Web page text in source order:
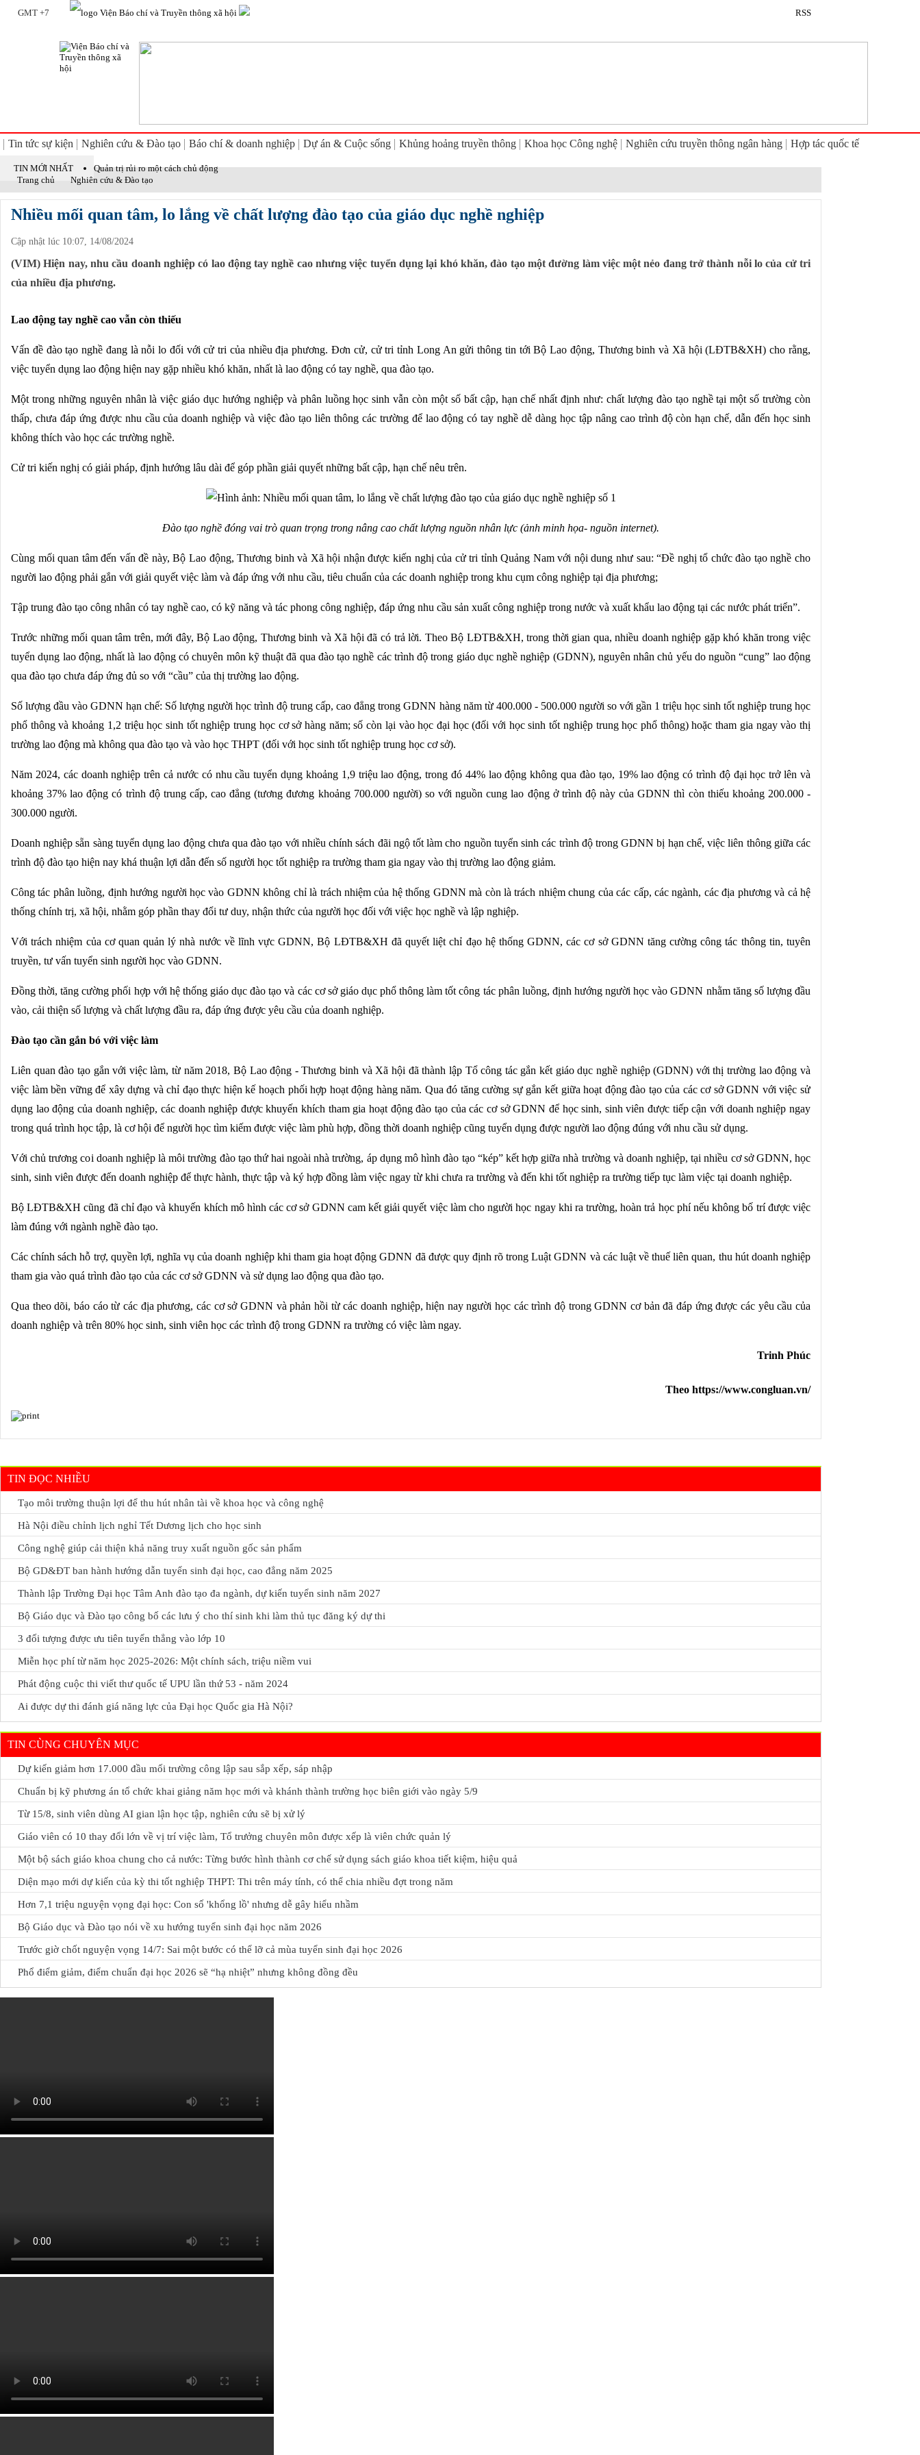
GMT +7 RSS
Tin tức sự kiện Nghiên cứu & Đào tạo Báo chí & doanh nghiệp Dự án & Cuộc sống Khủng hoảng truyền thông Khoa học Công nghệ Nghiên cứu truyền thông ngân hàng Hợp tác quốc tế
TIN MỚI NHẤT Quản trị rủi ro một cách chủ động
Khi báo chí trở thành 'người giải mã' di sản
Việt Nam - Thái Lan: Phấn đấu kim ngạch thương mại sớm đạt 25 tỷ USD, hướng tới 50 tỷ USD
Hiệu trưởng, hiệu phó dôi dư sau sáp nhập được bố trí làm giáo viên hoặc vị trí phù hợp
Dự kiến giảm hơn 17.000 đầu mối trường công lập sau sắp xếp, sáp nhập
Hôm nay, Quốc hội thảo luận ở tổ về việc thành lập TP Quảng Ninh và TP Bắc Ninh
Tốc độ triển khai 5G của Việt Nam thuộc nhóm nhanh nhất thế giới
Trang chủ Nghiên cứu & Đào tạo
Nhiều mối quan tâm, lo lắng về chất lượng đào tạo của giáo dục nghề nghiệp
Cập nhật lúc 10:07, 14/08/2024
(VIM) Hiện nay, nhu cầu doanh nghiệp có lao động tay nghề cao nhưng việc tuyển dụng lại khó khăn, đào tạo một đường làm việc một nẻo đang trở thành nỗi lo của cử tri
của nhiều địa phương.
Lao động tay nghề cao vẫn còn thiếu
Vấn đề đào tạo nghề đang là nỗi lo đối với cử tri của nhiều địa phương. Đơn cử, cử tri tỉnh Long An gửi thông tin tới Bộ Lao động, Thương binh và Xã hội (LĐTB&XH) cho rằng,
việc tuyển dụng lao động hiện nay gặp nhiều khó khăn, nhất là lao động có tay nghề, qua đào tạo.
Một trong những nguyên nhân là việc giáo dục hướng nghiệp và phân luồng học sinh vẫn còn một số bất cập, hạn chế nhất định như: chất lượng đào tạo nghề tại một số trường còn
thấp, chưa đáp ứng được nhu cầu của doanh nghiệp và việc đào tạo liên thông các trường để lao động có tay nghề dễ dàng học tập nâng cao trình độ còn hạn chế, dẫn đến học sinh
không thích vào học các trường nghề.
Cử tri kiến nghị có giải pháp, định hướng lâu dài để góp phần giải quyết những bất cập, hạn chế nêu trên.
Đào tạo nghề đóng vai trò quan trọng trong nâng cao chất lượng nguồn nhân lực (ảnh minh họa- nguồn internet).
Cùng mối quan tâm đến vấn đề này, Bộ Lao động, Thương binh và Xã hội nhận được kiến nghị của cử tri tỉnh Quảng Nam với nội dung như sau: “Đề nghị tổ chức đào tạo nghề cho
người lao động phải gắn với giải quyết việc làm và đáp ứng với nhu cầu, tiêu chuẩn của các doanh nghiệp trong khu cụm công nghiệp tại địa phương;
Tập trung đào tạo công nhân có tay nghề cao, có kỹ năng và tác phong công nghiệp, đáp ứng nhu cầu sản xuất công nghiệp trong nước và xuất khẩu lao động tại các nước phát triển”.
Trước những mối quan tâm trên, mới đây, Bộ Lao động, Thương binh và Xã hội đã có trả lời. Theo Bộ LĐTB&XH, trong thời gian qua, nhiều doanh nghiệp gặp khó khăn trong việc
tuyển dụng lao động, nhất là lao động có chuyên môn kỹ thuật đã qua đào tạo nghề các trình độ trong giáo dục nghề nghiệp (GDNN), nguyên nhân chủ yếu do nguồn “cung” lao động
qua đào tạo chưa đáp ứng đủ so với “cầu” của thị trường lao động.
Số lượng đầu vào GDNN hạn chế: Số lượng người học trình độ trung cấp, cao đẳng trong GDNN hàng năm từ 400.000 - 500.000 người so với gần 1 triệu học sinh tốt nghiệp trung học
phổ thông và khoảng 1,2 triệu học sinh tốt nghiệp trung học cơ sở hàng năm; số còn lại vào học đại học (đối với học sinh tốt nghiệp trung học phổ thông) hoặc tham gia ngay vào thị
trường lao động mà không qua đào tạo và vào học THPT (đối với học sinh tốt nghiệp trung học cơ sở).
Năm 2024, các doanh nghiệp trên cả nước có nhu cầu tuyển dụng khoảng 1,9 triệu lao động, trong đó 44% lao động không qua đào tạo, 19% lao động có trình độ đại học trở lên và
khoảng 37% lao động có trình độ trung cấp, cao đẳng (tương đương khoảng 700.000 người) so với nguồn cung lao động ở trình độ này của GDNN thì còn thiếu khoảng 200.000 -
300.000 người.
Doanh nghiệp sẵn sàng tuyển dụng lao động chưa qua đào tạo với nhiều chính sách đãi ngộ tốt làm cho nguồn tuyển sinh các trình độ trong GDNN bị hạn chế, việc liên thông giữa các
trình độ đào tạo hiện nay khá thuận lợi dẫn đến số người học tốt nghiệp ra trường tham gia ngay vào thị trường lao động giảm.
Công tác phân luồng, định hướng người học vào GDNN không chỉ là trách nhiệm của hệ thống GDNN mà còn là trách nhiệm chung của các cấp, các ngành, các địa phương và cả hệ
thống chính trị, xã hội, nhằm góp phần thay đổi tư duy, nhận thức của người học đối với việc học nghề và lập nghiệp.
Với trách nhiệm của cơ quan quản lý nhà nước về lĩnh vực GDNN, Bộ LĐTB&XH đã quyết liệt chỉ đạo hệ thống GDNN, các cơ sở GDNN tăng cường công tác thông tin, tuyên
truyền, tư vấn tuyển sinh người học vào GDNN.
Đồng thời, tăng cường phối hợp với hệ thống giáo dục đào tạo và các cơ sở giáo dục phổ thông làm tốt công tác phân luồng, định hướng người học vào GDNN nhằm tăng số lượng đầu
vào, cải thiện số lượng và chất lượng đầu ra, đáp ứng được yêu cầu của doanh nghiệp.
Đào tạo cần gắn bó với việc làm
Liên quan đào tạo gắn với việc làm, từ năm 2018, Bộ Lao động - Thương binh và Xã hội đã thành lập Tổ công tác gắn kết giáo dục nghề nghiệp (GDNN) với thị trường lao động và
việc làm bền vững để xây dựng và chỉ đạo thực hiện kế hoạch phối hợp hoạt động hàng năm. Qua đó tăng cường sự gắn kết giữa hoạt động đào tạo của các cơ sở GDNN với việc sử
dụng lao động của doanh nghiệp, các doanh nghiệp được khuyến khích tham gia hoạt động đào tạo của các cơ sở GDNN để học sinh, sinh viên được tiếp cận với doanh nghiệp ngay
trong quá trình học tập, là cơ hội để người học tìm kiếm được việc làm phù hợp, đồng thời doanh nghiệp cũng tuyển dụng được người lao động đúng với nhu cầu sử dụng.
Với chủ trương coi doanh nghiệp là môi trường đào tạo thứ hai ngoài nhà trường, áp dụng mô hình đào tạo “kép” kết hợp giữa nhà trường và doanh nghiệp, tại nhiều cơ sở GDNN, học
sinh, sinh viên được đến doanh nghiệp để thực hành, thực tập và ký hợp đồng làm việc ngay từ khi chưa ra trường và đến khi tốt nghiệp ra trường tiếp tục làm việc tại doanh nghiệp.
Bộ LĐTB&XH cũng đã chỉ đạo và khuyến khích mô hình các cơ sở GDNN cam kết giải quyết việc làm cho người học ngay khi ra trường, hoàn trả học phí nếu không bố trí được việc
làm đúng với ngành nghề đào tạo.
Các chính sách hỗ trợ, quyền lợi, nghĩa vụ của doanh nghiệp khi tham gia hoạt động GDNN đã được quy định rõ trong Luật GDNN và các luật về thuế liên quan, thu hút doanh nghiệp
tham gia vào quá trình đào tạo của các cơ sở GDNN và sử dụng lao động qua đào tạo.
Qua theo dõi, báo cáo từ các địa phương, các cơ sở GDNN và phản hồi từ các doanh nghiệp, hiện nay người học các trình độ trong GDNN cơ bản đã đáp ứng được các yêu cầu của
doanh nghiệp và trên 80% học sinh, sinh viên học các trình độ trong GDNN ra trường có việc làm ngay.
Trinh Phúc
Theo https://www.congluan.vn/
TIN ĐỌC NHIỀU
Tạo môi trường thuận lợi để thu hút nhân tài về khoa học và công nghệ
Hà Nội điều chỉnh lịch nghỉ Tết Dương lịch cho học sinh
Công nghệ giúp cải thiện khả năng truy xuất nguồn gốc sản phẩm
Bộ GD&ĐT ban hành hướng dẫn tuyển sinh đại học, cao đẳng năm 2025
Thành lập Trường Đại học Tâm Anh đào tạo đa ngành, dự kiến tuyển sinh năm 2027
Bộ Giáo dục và Đào tạo công bố các lưu ý cho thí sinh khi làm thủ tục đăng ký dự thi
3 đối tượng được ưu tiên tuyển thẳng vào lớp 10
Miễn học phí từ năm học 2025-2026: Một chính sách, triệu niềm vui
Phát động cuộc thi viết thư quốc tế UPU lần thứ 53 - năm 2024
Ai được dự thi đánh giá năng lực của Đại học Quốc gia Hà Nội?
TIN CÙNG CHUYÊN MỤC
Dự kiến giảm hơn 17.000 đầu mối trường công lập sau sắp xếp, sáp nhập
Chuẩn bị kỹ phương án tổ chức khai giảng năm học mới và khánh thành trường học biên giới vào ngày 5/9
Từ 15/8, sinh viên dùng AI gian lận học tập, nghiên cứu sẽ bị xử lý
Giáo viên có 10 thay đổi lớn về vị trí việc làm, Tổ trưởng chuyên môn được xếp là viên chức quản lý
Một bộ sách giáo khoa chung cho cả nước: Từng bước hình thành cơ chế sử dụng sách giáo khoa tiết kiệm, hiệu quả
Diện mạo mới dự kiến của kỳ thi tốt nghiệp THPT: Thi trên máy tính, có thể chia nhiều đợt trong năm
Hơn 7,1 triệu nguyện vọng đại học: Con số 'khổng lồ' nhưng dễ gây hiểu nhầm
Bộ Giáo dục và Đào tạo nói về xu hướng tuyển sinh đại học năm 2026
Trước giờ chốt nguyện vọng 14/7: Sai một bước có thể lỡ cả mùa tuyển sinh đại học 2026
Phổ điểm giảm, điểm chuẩn đại học 2026 sẽ “hạ nhiệt” nhưng không đồng đều